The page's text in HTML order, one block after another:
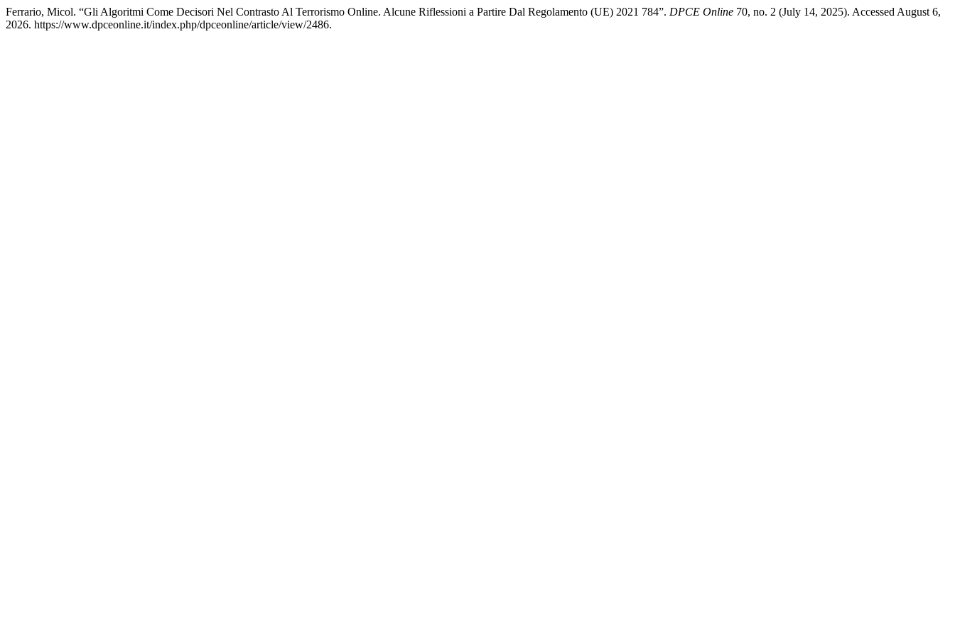
Ferrario, Micol. “Gli Algoritmi Come Decisori Nel Contrasto Al Terrorismo Online. Alcune Riflessioni a Partire Dal Regolamento (UE) 2021 784”. DPCE Online 70, no. 2 (July 14, 2025). Accessed August 6,
2026. https://www.dpceonline.it/index.php/dpceonline/article/view/2486.